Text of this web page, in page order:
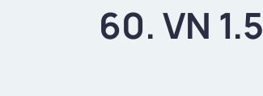
60. VN